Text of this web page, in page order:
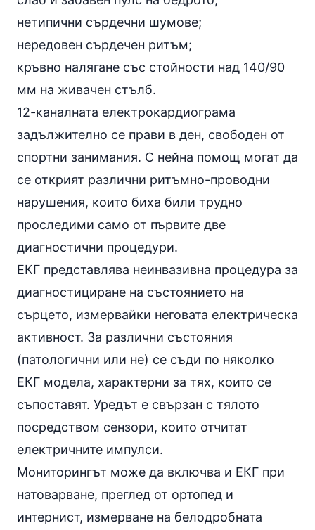
нетипични сърдечни шумове;
нередовен сърдечен ритъм;
кръвно налягане със стойности над 140/90
мм на живачен стълб.
12-каналната електрокардиограма
задължително се прави в ден, свободен от
спортни занимания. С нейна помощ могат да
се открият различни ритъмно-проводни
нарушения, които биха били трудно
проследими само от първите две
диагностични процедури.
ЕКГ представлява неинвазивна процедура за
диагностициране на състоянието на
сърцето, измервайки неговата електрическа
активност. За различни състояния
(патологични или не) се съди по няколко
ЕКГ модела, характерни за тях, които се
съпоставят. Уредът е свързан с тялото
посредством сензори, които отчитат
електричните импулси.
Мониторингът може да включва и ЕКГ при
натоварване, преглед от ортопед и
интернист, измерване на белодробната